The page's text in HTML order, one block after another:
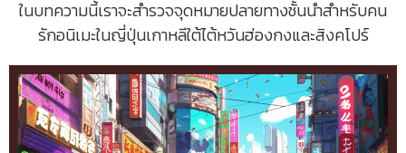
ในบทความนี้เราจะสำรวจจุดหมายปลายทางชั้นนำสำหรับคน
รักอนิเมะในญี่ปุ่นเกาหลีใต้ไต้หวันฮ่องกงและสิงคโปร์